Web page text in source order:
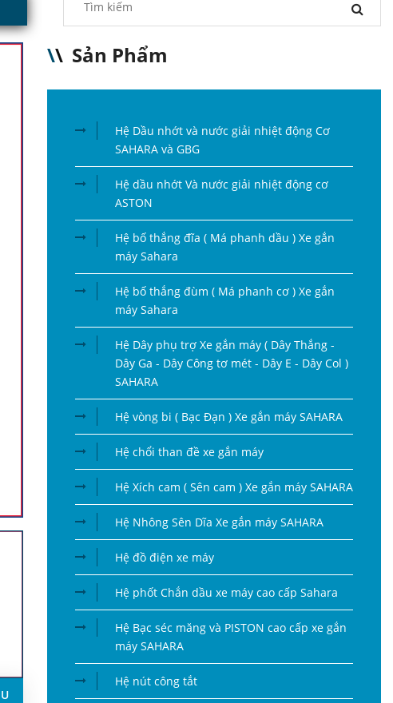
\\ Sản Phẩm
Hệ Dầu nhớt và nước giải nhiệt động Cơ
SAHARA và GBG
Hệ dầu nhớt Và nước giải nhiệt động cơ
ASTON
Hệ bố thắng đĩa ( Má phanh dầu ) Xe gắn
máy Sahara
Hệ bố thắng đùm ( Má phanh cơ ) Xe gắn
máy Sahara
Hệ Dây phụ trợ Xe gắn máy ( Dây Thắng -
Dây Ga - Dây Công tơ mét - Dây E - Dây Col )
SAHARA
Hệ vòng bi ( Bạc Đạn ) Xe gắn máy SAHARA
Hệ chổi than đề xe gắn máy
Hệ Xích cam ( Sên cam ) Xe gắn máy SAHARA
Hệ Nhông Sên Dĩa Xe gắn máy SAHARA
Hệ đồ điện xe máy
Hệ phốt Chắn dầu xe máy cao cấp Sahara
Hệ Bạc séc măng và PISTON cao cấp xe gắn
máy SAHARA
Hệ nút công tắt